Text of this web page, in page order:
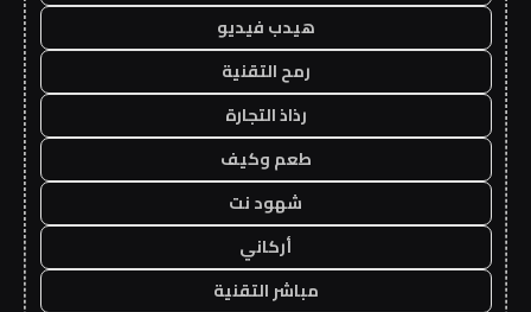
هيدب فيديو
رمح التقنية
رذاذ التجارة
طعم وكيف
شهود نت
أركاني
مباشر التقنية